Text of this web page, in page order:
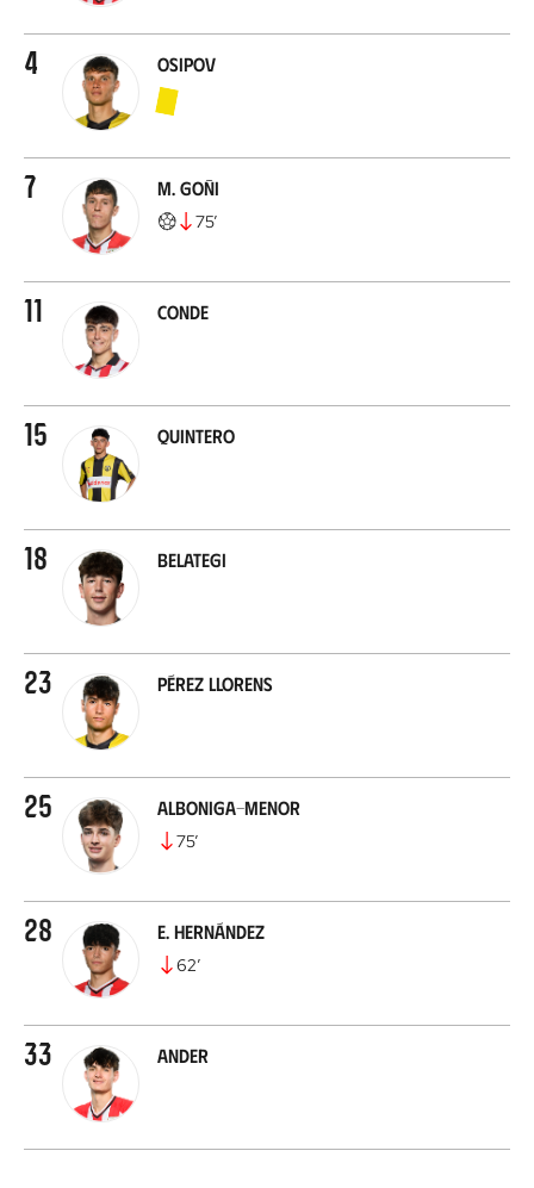
4 Osipov
7 M. Goñi
75’
11 Conde
15 Quintero
18 Belategi
23 Pérez Llorens
25 Alboniga-Menor
75’
28 E. Hernández
62’
33 Ander